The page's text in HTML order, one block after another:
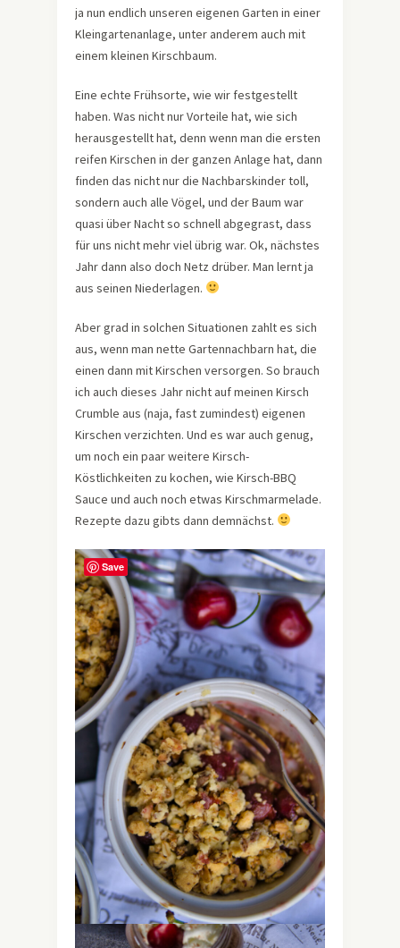
ja nun endlich unseren eigenen Garten in einer
Kleingartenanlage, unter anderem auch mit
einem kleinen Kirschbaum.
Eine echte Frühsorte, wie wir festgestellt
haben. Was nicht nur Vorteile hat, wie sich
herausgestellt hat, denn wenn man die ersten
reifen Kirschen in der ganzen Anlage hat, dann
finden das nicht nur die Nachbarskinder toll,
sondern auch alle Vögel, und der Baum war
quasi über Nacht so schnell abgegrast, dass
für uns nicht mehr viel übrig war. Ok, nächstes
Jahr dann also doch Netz drüber. Man lernt ja
aus seinen Niederlagen.
Aber grad in solchen Situationen zahlt es sich
aus, wenn man nette Gartennachbarn hat, die
einen dann mit Kirschen versorgen. So brauch
ich auch dieses Jahr nicht auf meinen Kirsch
Crumble aus (naja, fast zumindest) eigenen
Kirschen verzichten. Und es war auch genug,
um noch ein paar weitere Kirsch-
Köstlichkeiten zu kochen, wie Kirsch-BBQ
Sauce und auch noch etwas Kirschmarmelade.
Rezepte dazu gibts dann demnächst.
Save